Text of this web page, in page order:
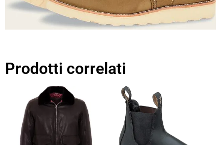
Prodotti correlati